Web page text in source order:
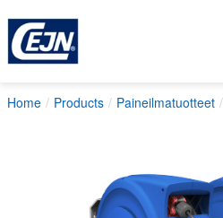
Home Products Paineilmatuotteet